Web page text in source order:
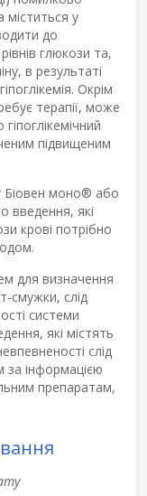
у
до
глюкози та,
в результаті
Окрім
терапії, може
підвищеним
Біовен моно® або
введення, які
крові потрібно
для визначення
смужки, слід
системи
які містять
слід
за інформацією
препаратам,